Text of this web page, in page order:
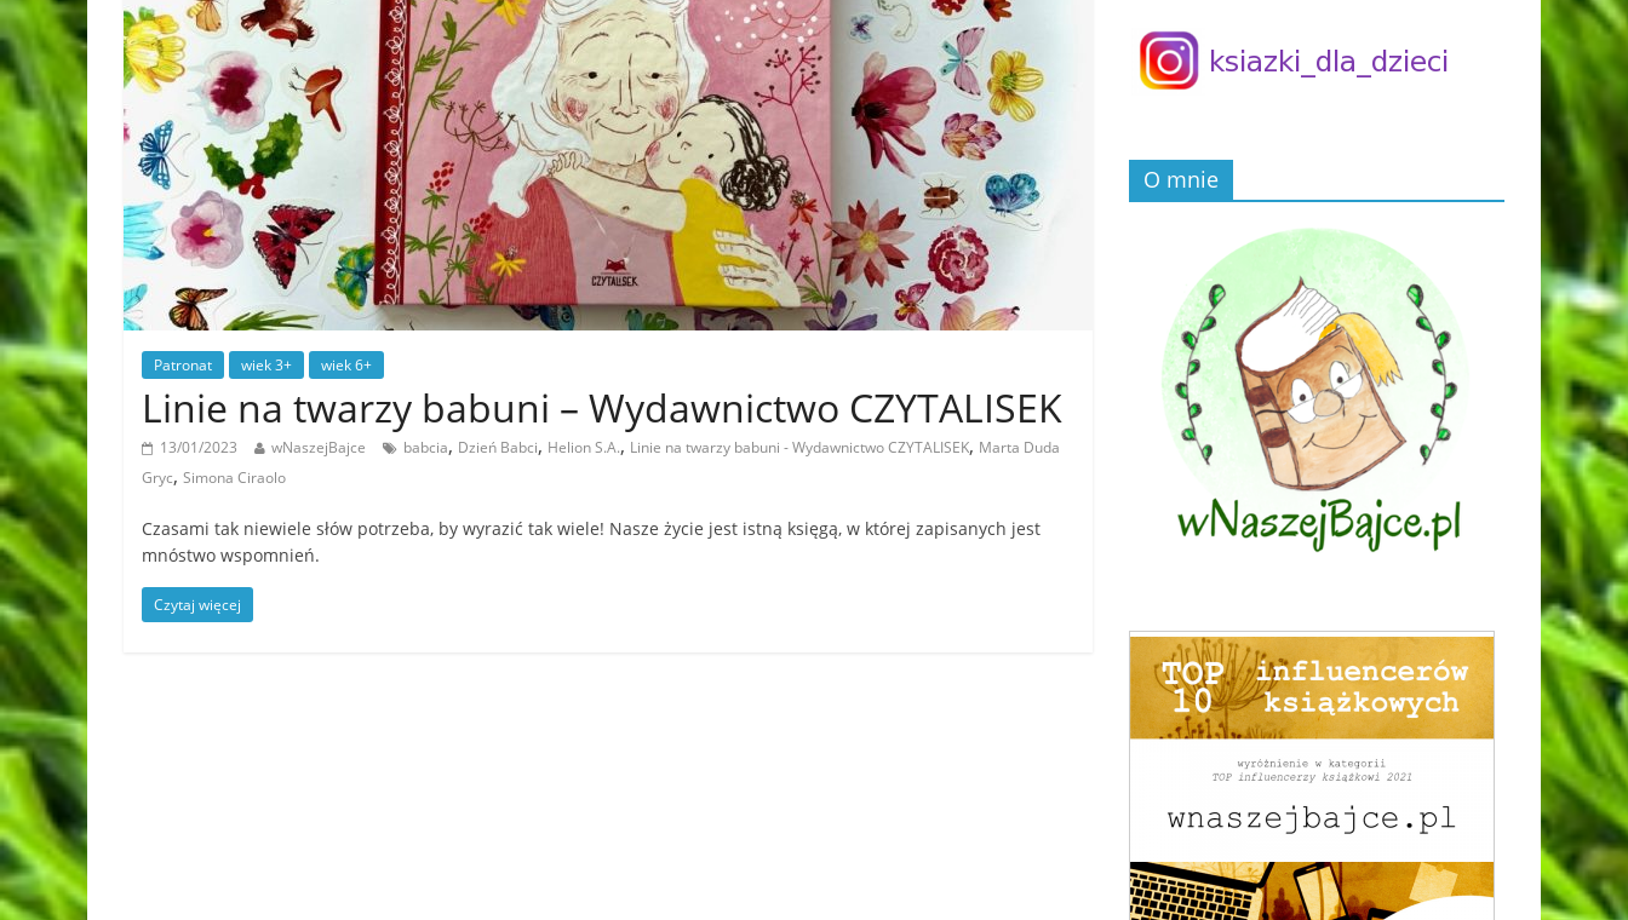
Patronat wiek 3+ wiek 6+
Linie na twarzy babuni – Wydawnictwo CZYTALISEK
13/01/2023 wNaszejBajce babcia, Dzień Babci, Helion S.A., Linie na twarzy babuni - Wydawnictwo CZYTALISEK, Marta Duda
Gryc, Simona Ciraolo
Czasami tak niewiele słów potrzeba, by wyrazić tak wiele! Nasze życie jest istną księgą, w której zapisanych jest
mnóstwo wspomnień.
Czytaj więcej
O mnie